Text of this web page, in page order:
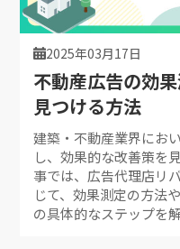
2025年03月17日
不動産広告の効
見つける方法
建築・不動産業界にお
し、効果的な改善策を
事では、広告代理店リ
じて、効果測定の方法
の具体的なステップを